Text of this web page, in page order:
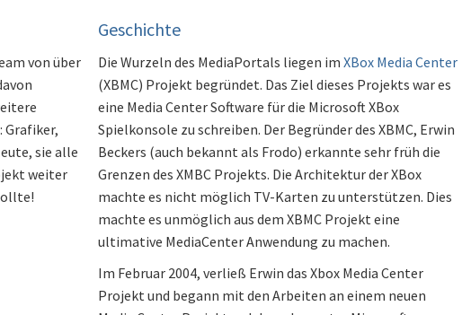
von über
Grafiker,
sie alle
weiter
Geschichte
Die Wurzeln des MediaPortals liegen im XBox Media Center
(XBMC) Projekt begründet. Das Ziel dieses Projekts war es
eine Media Center Software für die Microsoft XBox
Spielkonsole zu schreiben. Der Begründer des XBMC, Erwin
Beckers (auch bekannt als Frodo) erkannte sehr früh die
Grenzen des XMBC Projekts. Die Architektur der XBox
machte es nicht möglich TV-Karten zu unterstützen. Dies
machte es unmöglich aus dem XBMC Projekt eine
ultimative MediaCenter Anwendung zu machen.
Im Februar 2004, verließ Erwin das Xbox Media Center
Projekt und begann mit den Arbeiten an einem neuen